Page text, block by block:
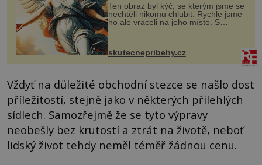
Ten obraz byl kýč, se kterým jsme se
nechtěli nikomu chlubit. Rychle jsme
ho ale vraceli na jeho místo. S
manželem Vaškem jsme si pořídili
chaloupku, takový domek na severu
Čech, kde jsme si naplánova...
skutecnepribehy.cz
Vždyť na důležité obchodní stezce se našlo dost
příležitostí, stejně jako v některých přilehlých
sídlech. Samozřejmě že se tyto výpravy
neobešly bez krutostí a ztrát na životě, neboť
lidský život tehdy neměl téměř žádnou cenu.